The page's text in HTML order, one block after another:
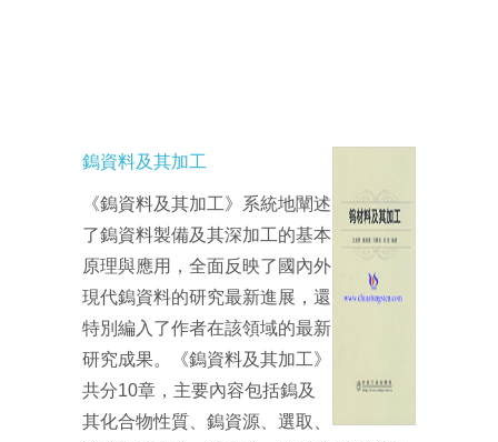
鎢資料及其加工
《鎢資料及其加工》系統地闡述
了鎢資料製備及其深加工的基本
原理與應用，全面反映了國內外
現代鎢資料的研究最新進展，還
特別編入了作者在該領域的最新
研究成果。《鎢資料及其加工》
共分10章，主要內容包括鎢及
其化合物性質、鎢資源、選取、